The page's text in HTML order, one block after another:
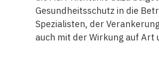
Gesundheitsschutz in die
Spezialisten, der
auch mit der Wirkung auf